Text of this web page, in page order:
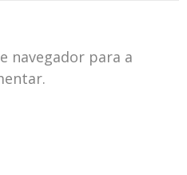
navegador para a